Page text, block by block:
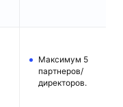
Максимум 5
партнеров/
директоров.